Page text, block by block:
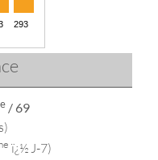
/ 69
ï¿½ J-7)